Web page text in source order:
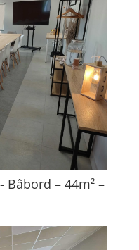
Bâbord – 44m² –